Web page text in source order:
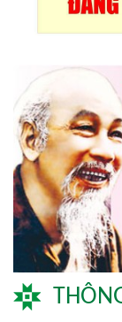
Đại hội lần thứ I
Đại hội lần thứ I
2026 – 2031
Chi hội Âm
nhiệm kỳ 2026
Đại hội Chi hội